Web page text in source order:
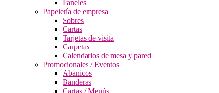
Paneles
Papelería de empresa
Sobres
Cartas
Tarjetas de visita
Carpetas
Calendarios de mesa y pared
Promocionales / Eventos
Abanicos
Banderas
Cartas / Menús